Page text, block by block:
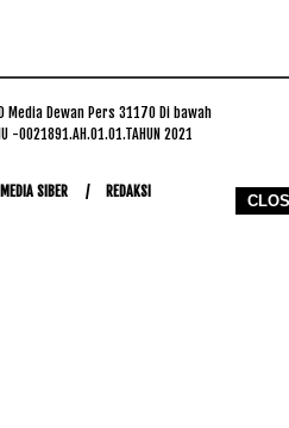
Media Dewan Pers 31170 Di bawah
-0021891.AH.01.01.TAHUN 2021
SIBER REDAKSI